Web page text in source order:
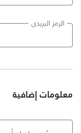
الرمز البريدي
معلومات إضافية